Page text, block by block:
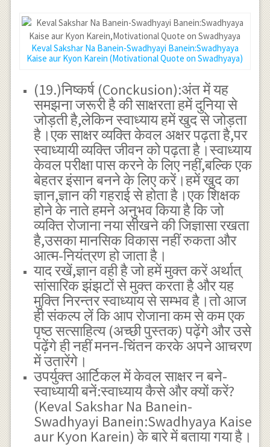
Keval Sakshar Na Banein-Swadhyayi Banein:Swadhyaya
Kaise aur Kyon Karein (Motivational Quote on Swadhyaya)
(19.)निष्कर्ष (Conckusion):अंत में यह
समझना जरूरी है की साक्षरता हमें दुनिया से
जोड़ती है,लेकिन स्वाध्याय हमें खुद से जोड़ता
है।एक साक्षर व्यक्ति केवल अक्षर पढ़ता है,पर
स्वाध्यायी व्यक्ति जीवन को पढ़ता है।स्वाध्याय
केवल परीक्षा पास करने के लिए नहीं,बल्कि एक
बेहतर इंसान बनने के लिए करें।हमें खुद का
ज्ञान,ज्ञान की गहराई से होता है।एक शिक्षक
होने के नाते हमने अनुभव किया है कि जो
व्यक्ति रोजाना नया सीखने की जिज्ञासा रखता
है,उसका मानसिक विकास नहीं रुकता और
आत्म-नियंत्रण हो जाता है।
याद रखें,ज्ञान वही है जो हमें मुक्त करें अर्थात्
सांसारिक झंझटों से मुक्त करता है और यह
मुक्ति निरन्तर स्वाध्याय से सम्भव है।तो आज
ही संकल्प लें कि आप रोजाना कम से कम एक
पृष्ठ सत्साहित्य (अच्छी पुस्तक) पढ़ेंगे और उसे
पढ़ेंगे ही नहीं मनन-चिंतन करके अपने आचरण
में उतारेंगे।
उपर्युक्त आर्टिकल में केवल साक्षर न बने-
स्वाध्यायी बनें:स्वाध्याय कैसे और क्यों करें?
(Keval Sakshar Na Banein-
Swadhyayi Banein:Swadhyaya Kaise
aur Kyon Karein) के बारे में बताया गया है।